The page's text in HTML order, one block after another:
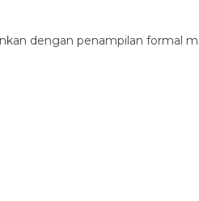
dengan penampilan formal